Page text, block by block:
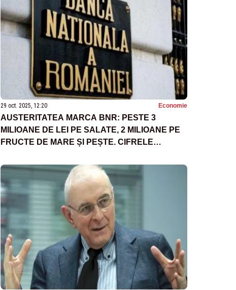
29 oct. 2025, 12:20 Economie
AUSTERITATEA MARCA BNR: PESTE 3
MILIOANE DE LEI PE SALATE, 2 MILIOANE PE
FRUCTE DE MARE ȘI PEȘTE. CIFRELE
FOAMEA